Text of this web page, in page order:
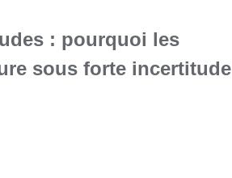
: pourquoi les
sous forte incertitude